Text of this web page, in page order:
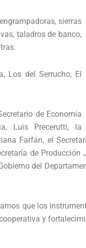
sierras
taladros de banco,
Los del Serrucho, El
de Economía
Luis Precerutti, la
Farfán, el
de
del
que los
y